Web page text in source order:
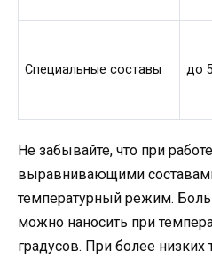
Специальные составы до
Не забывайте, что при
выравнивающими
температурный режим.
можно наносить при
градусов. При более низких